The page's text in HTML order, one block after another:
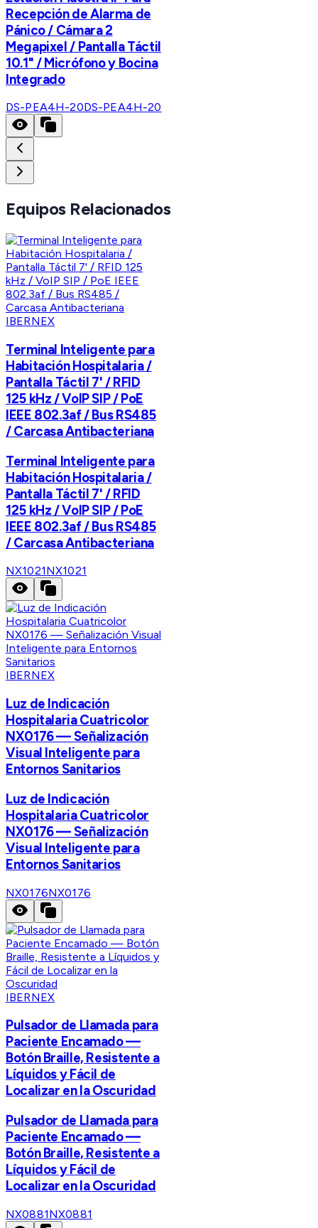
Recepción de Alarma de
Pánico / Cámara 2
Megapixel / Pantalla Táctil
10.1" / Micrófono y Bocina
Integrado
DS-PEA4H-20DS-PEA4H-20
Equipos Relacionados
IBERNEX
Terminal Inteligente para
Habitación Hospitalaria /
Pantalla Táctil 7' / RFID
125 kHz / VoIP SIP / PoE
IEEE 802.3af / Bus RS485
/ Carcasa Antibacteriana
Terminal Inteligente para
Habitación Hospitalaria /
Pantalla Táctil 7' / RFID
125 kHz / VoIP SIP / PoE
IEEE 802.3af / Bus RS485
/ Carcasa Antibacteriana
NX1021NX1021
IBERNEX
Luz de Indicación
Hospitalaria Cuatricolor
NX0176 — Señalización
Visual Inteligente para
Entornos Sanitarios
Luz de Indicación
Hospitalaria Cuatricolor
NX0176 — Señalización
Visual Inteligente para
Entornos Sanitarios
NX0176NX0176
IBERNEX
Pulsador de Llamada para
Paciente Encamado —
Botón Braille, Resistente a
Líquidos y Fácil de
Localizar en la Oscuridad
Pulsador de Llamada para
Paciente Encamado —
Botón Braille, Resistente a
Líquidos y Fácil de
Localizar en la Oscuridad
NX0881NX0881